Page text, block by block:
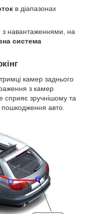
в діапазонах
з навантаженнями, на
система
камер заднього
з камер
сприяє зручнішому та
авто.